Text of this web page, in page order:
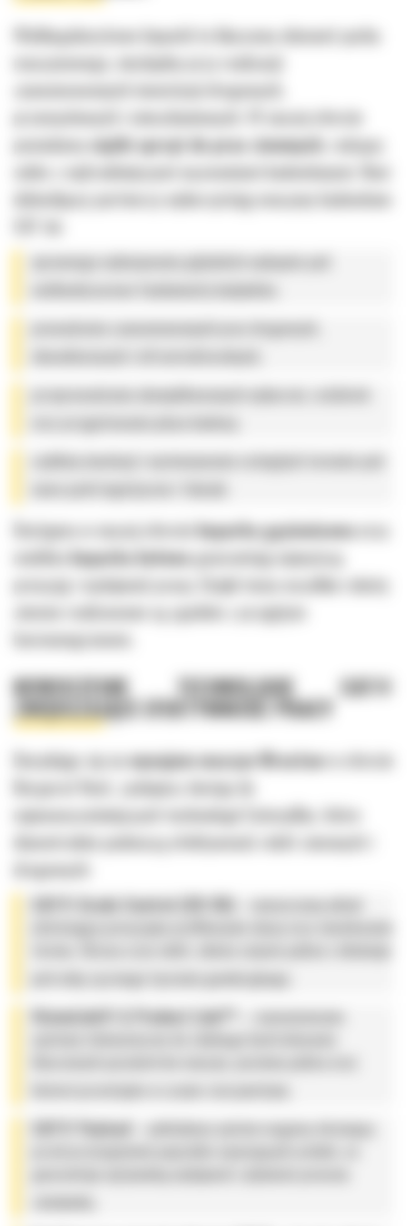
Wielkogabarytowe koparki to kluczowy element parku
maszynowego, niezbędny przy realizacji
zaawansowanych inwestycji drogowych,
przemysłowych i mieszkaniowych. W naszej ofercie
posiadamy
ciężki sprzęt do prac ziemnych , radzący
sobie z najtrudniejszymi wyzwaniami budowlanymi. Nasi
dolnośląscy partnerzy wykorzystują maszyny budowlane
sprawnego wykonywania głębokich wykopów pod
prowadzenia zaawansowanych prac drogowych,
przeprowadzania skomplikowanych wyburzeń, rozbiórek
oraz przygotowania placu budowy,
szybkiej niwelacji i wyrównywania rozległych terenów pod
Dostępna w naszej oferciekoparka gąsienicowaoraz
mobilna koparka kołowagwarantują najwyższą
precyzję i wydajność pracy. Dzięki temu wszelkie roboty
ziemne realizowane są zgodnie z przyjętym
harmonogramem.
NOWOCZESNE TECHNOLOGIE CAT®
ZWIĘKSZAJĄCE EFEKTYWNOŚĆ PRACY
Decydując się nawynajem maszyn Wrocławw ofercie
Bergerat Rent, zyskujesz dostęp do
najnowocześniejszych technologii Caterpillar, które
diametralnie podnoszą efektywność robót ziemnych i
drogowych:
CAT® Grade Control (2D/3D)
– nowoczesny układ
ułatwiający precyzyjne profilowanie skarp oraz niwelowanie
potrzebę ręcznego tyczenia geodezyjnego,
VisionLink® & Product Link™
– zaawansowane
systemy telematyczne do zdalnego kontrolowania
CAT® Payload – pokładowy system wagowy chroniący